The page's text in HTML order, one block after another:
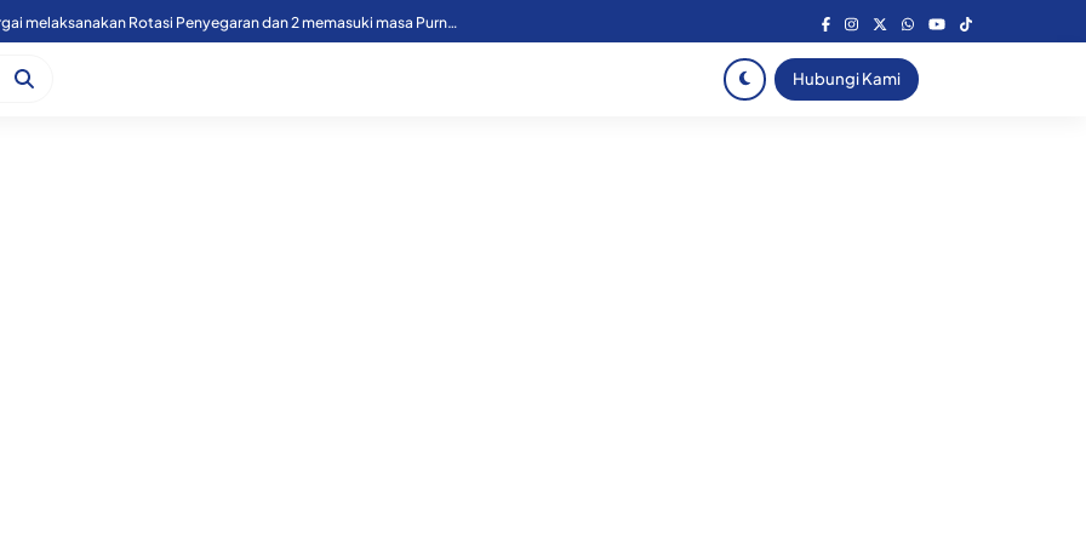
49 Personil Polres Sergai melaksanakan Rotasi Penyegaran dan 2 memasuki masa Purnawirawan
Hubungi Kami